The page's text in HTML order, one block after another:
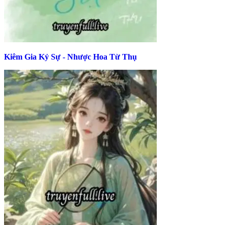
Kiêm Gia Kỷ Sự - Nhược Hoa Từ Thụ